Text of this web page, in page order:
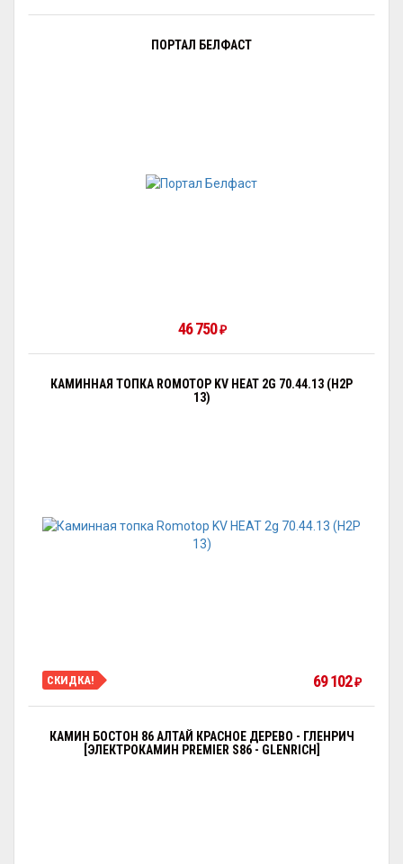
ПОРТАЛ БЕЛФАСТ
46 750₽
КАМИННАЯ ТОПКА ROMOTOP KV HEAT 2G 70.44.13 (H2P
13)
СКИДКА! 69 102₽
КАМИН БОСТОН 86 АЛТАЙ КРАСНОЕ ДЕРЕВО - ГЛЕНРИЧ
[ЭЛЕКТРОКАМИН PREMIER S86 - GLENRICH]